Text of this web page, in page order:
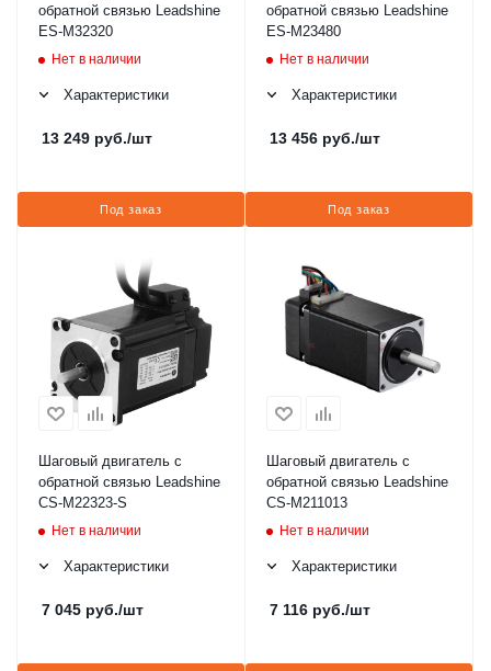
обратной связью Leadshine
ES-M32320
Нет в наличии
Характеристики
13 249 руб./шт
Под заказ
обратной связью Leadshine
ES-M23480
Нет в наличии
Характеристики
13 456 руб./шт
Под заказ
Шаговый двигатель с
обратной связью Leadshine
CS-M22323-S
Нет в наличии
Характеристики
7 045 руб./шт
Шаговый двигатель с
обратной связью Leadshine
CS-M211013
Нет в наличии
Характеристики
7 116 руб./шт